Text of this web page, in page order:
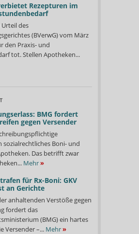
Rezepturen im
des
(BVerwG) vom März
den Praxis- und
tot. Stellen Apotheken...
BMG fordert
gegen Versender
sozialrechtliches Boni- und
Das betrifft zwar
Mehr»
für Rx-Boni: GKV
an Gerichte
anhaltenden Verstöße gegen
fordert das
(BMG) ein hartes
Versender –... Mehr»